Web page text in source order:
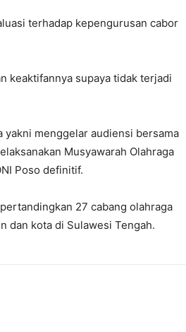
terhadap kepengurusan cabor
keaktifannya supaya tidak terjadi
menggelar audiensi bersama
Musyawarah Olahraga
Poso definitif.
27 cabang olahraga
dan kota di Sulawesi Tengah.